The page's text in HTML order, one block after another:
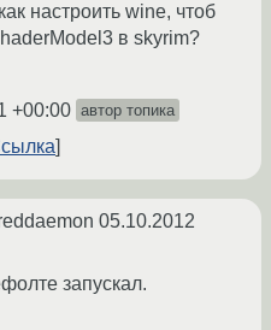
настроить wine, чтоб
в skyrim?
+00:00 автор топика
05.10.2012
запускал.